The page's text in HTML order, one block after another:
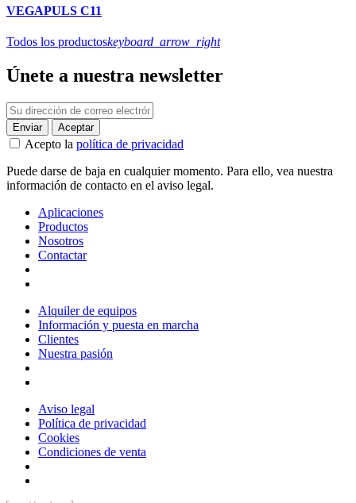
VEGAPULS C11
Todos los productoskeyboard_arrow_right
Únete a nuestra newsletter
Acepto la política de privacidad
Puede darse de baja en cualquier momento. Para ello, vea nuestra
información de contacto en el aviso legal.
Aplicaciones
Productos
Nosotros
Contactar
Alquiler de equipos
Información y puesta en marcha
Clientes
Nuestra pasión
Aviso legal
Política de privacidad
Cookies
Condiciones de venta